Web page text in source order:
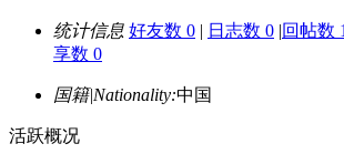
统计信息 好友数 0 | 日志数 0 |回帖数
享数 0
国籍|Nationality:中国
活跃概况